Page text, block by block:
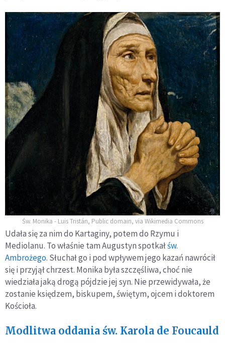
Św. Monika - Luis Tristán, Public domain, via Wikimedia Commons
Udała się za nim do Kartaginy, potem do Rzymu i
Mediolanu. To właśnie tam Augustyn spotkałśw.
Ambrożego. Słuchał go i pod wpływem jego kazań nawrócił
się i przyjął chrzest. Monika była szczęśliwa, choć nie
wiedziała jaką drogą pójdzie jej syn. Nie przewidywała, że
zostanie księdzem, biskupem, świętym, ojcem i doktorem
Kościoła.
Modlitwa oddania św. Karola de Foucauld